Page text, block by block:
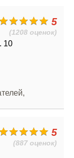
5
(1208 оценок)
10
5
(887 оценок)